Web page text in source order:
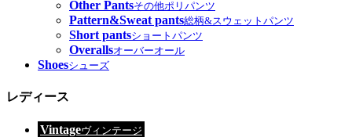
Other Pantsその他ポリパンツ
Pattern&Sweat pants総柄&スウェットパンツ
Short pantsショートパンツ
Overallsオーバーオール
Shoesシューズ
レディース
Vintageヴィンテージ